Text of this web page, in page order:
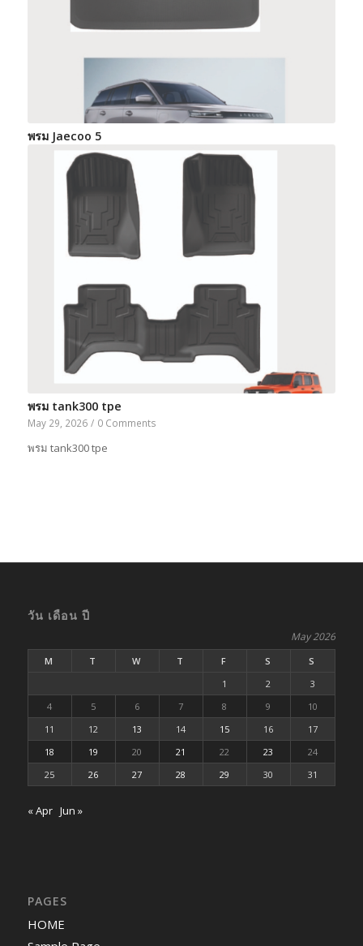
พรม Jaecoo 5
พรม tank300 tpe
May 29, 2026 / 0 Comments
พรม tank300 tpe
วัน เดือน ปี
May 2026
M T W T F S
S
1
2
3
4
5 6 7 8 9
10
11
12 13 14 15 16
17
18
19 20 21 22 23
24
25
26 27 28 29 30 31
« Apr Jun »
PAGES
HOME